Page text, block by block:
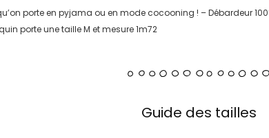
porte en pyjama ou en mode cocooning ! – Débardeur
porte une taille M et mesure 1m72
Guide des tailles